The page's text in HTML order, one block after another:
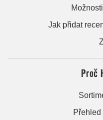
Jak přidat
Proč